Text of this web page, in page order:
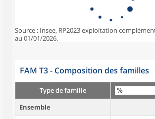
Source : Insee, RP2023 exploitation
au 01/01/2026.
FAM T3 - Composition des familles
Type de famille
Ensemble